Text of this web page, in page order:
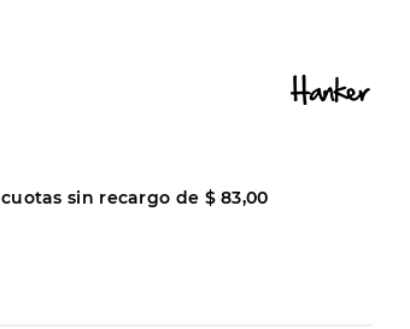
cuotas sin recargo de $ 83,00